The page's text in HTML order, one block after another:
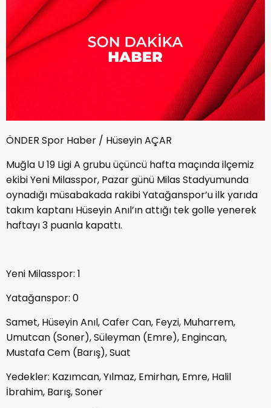
ÖNDER Spor Haber / Hüseyin AÇAR
Muğla U 19 Ligi A grubu üçüncü hafta maçında ilçemiz
ekibi Yeni Milasspor, Pazar günü Milas Stadyumunda
oynadığı müsabakada rakibi Yatağanspor’u ilk yarıda
takım kaptanı Hüseyin Anıl’ın attığı tek golle yenerek
haftayı 3 puanla kapattı.
Yeni Milasspor: 1
Yatağanspor: 0
Samet, Hüseyin Anıl, Cafer Can, Feyzi, Muharrem,
Umutcan (Soner), Süleyman (Emre), Engincan,
Mustafa Cem (Barış), Suat
Yedekler: Kazımcan, Yılmaz, Emirhan, Emre, Halil
İbrahim, Barış, Soner